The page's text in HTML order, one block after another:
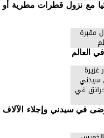
مع نزول قطرات مطرية أو
العالم
في سيدني وإجلاء الآلاف